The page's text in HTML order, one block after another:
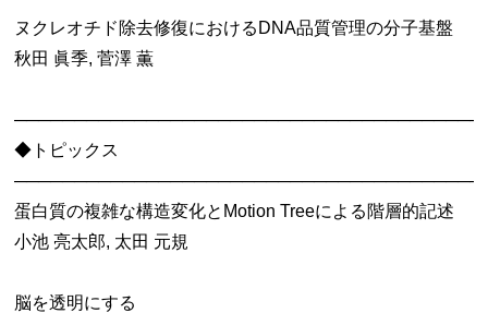
ヌクレオチド除去修復におけるDNA品質管理の分子基盤
秋田 眞季, 菅澤 薫
◆トピックス
蛋白質の複雑な構造変化とMotion Treeによる階層的記述
小池 亮太郎, 太田 元規
脳を透明にする